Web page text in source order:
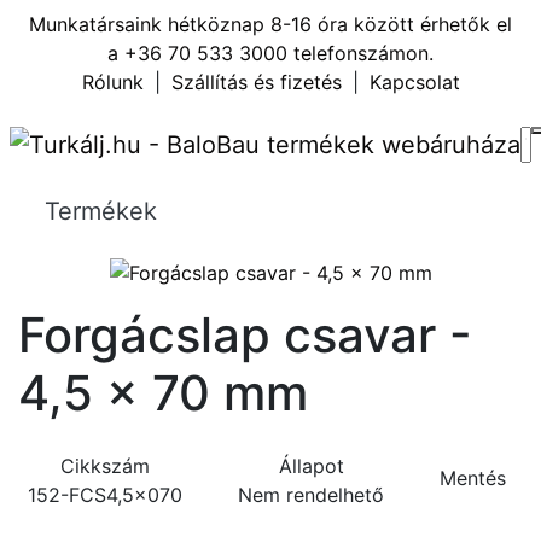
Munkatársaink hétköznap 8-16 óra között érhetők el
a +36 70 533 3000 telefonszámon.
Rólunk
Szállítás és fizetés Kapcsolat
Termékek
Forgácslap csavar -
4,5 x 70 mm
Cikkszám
152-FCS4,5x070
Állapot
Nem rendelhető
Mentés